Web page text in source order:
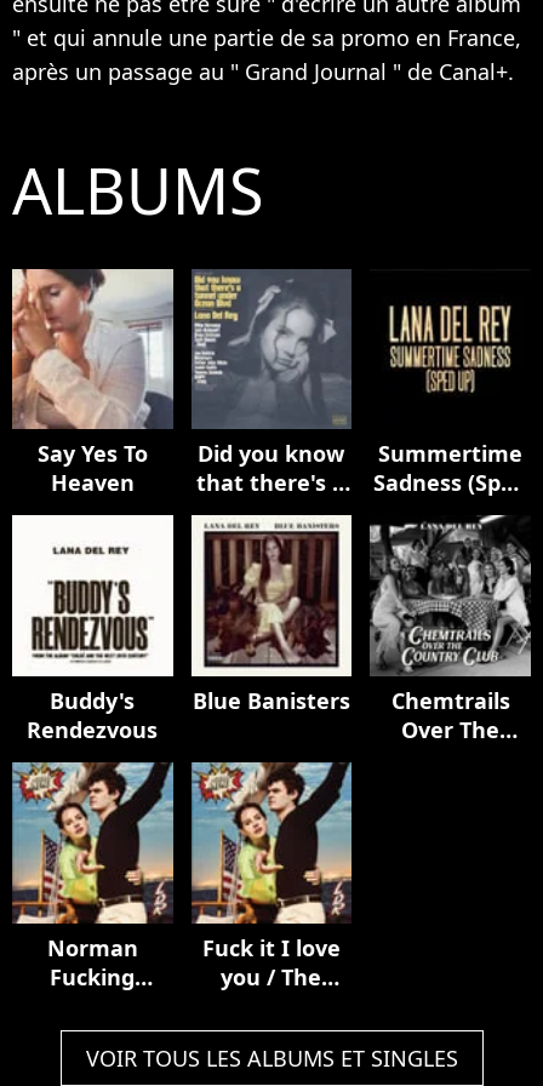
" et qui annule une partie de sa promo en France,
après un passage au " Grand Journal " de Canal+.
ALBUMS
Say Yes To
Heaven
Did you know
that there's a
tunnel under
Ocean Blvd
Summertime
Sadness (Sped
Buddy's
Rendezvous
Blue Banisters
Chemtrails
Over The
Norman
Fucking
Fuck it I love
you / The
VOIR TOUS LES ALBUMS ET SINGLES